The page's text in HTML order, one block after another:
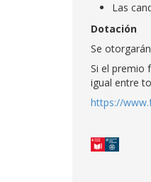
Las
Dotación
Se
Si el premio
igual entre
https://